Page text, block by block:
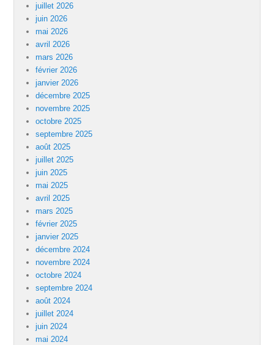
juillet 2026
juin 2026
mai 2026
avril 2026
mars 2026
février 2026
janvier 2026
décembre 2025
novembre 2025
octobre 2025
septembre 2025
août 2025
juillet 2025
juin 2025
mai 2025
avril 2025
mars 2025
février 2025
janvier 2025
décembre 2024
novembre 2024
octobre 2024
septembre 2024
août 2024
juillet 2024
juin 2024
mai 2024